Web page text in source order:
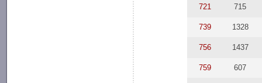
721 715
739 1328
756 1437
759 607